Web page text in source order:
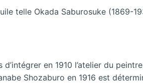
telle Okada Saburosuke (1869-
en 1910 l’atelier du peintre
Shozaburo en 1916 est